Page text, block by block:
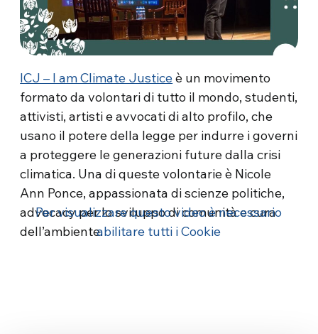
ICJ – I am Climate Justiceè un movimento
formato da volontari di tutto il mondo, studenti,
attivisti, artisti e avvocati di alto profilo, che
usano il potere della legge per indurre i governi
a proteggere le generazioni future dalla crisi
climatica. Una di queste volontarie è Nicole
Ann Ponce, appassionata di scienze politiche,
advocacy per lo sviluppo di comunità e cura
dell’ambiente.
Per visualizzare questo video è necessario
abilitare tutti i Cookie